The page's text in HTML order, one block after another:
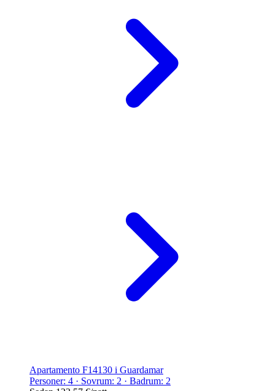
Apartamento F14130 i Guardamar
Personer: 4 · Sovrum: 2 · Badrum: 2